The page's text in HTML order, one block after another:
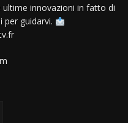
innovazioni in fatto di
per guidarvi.